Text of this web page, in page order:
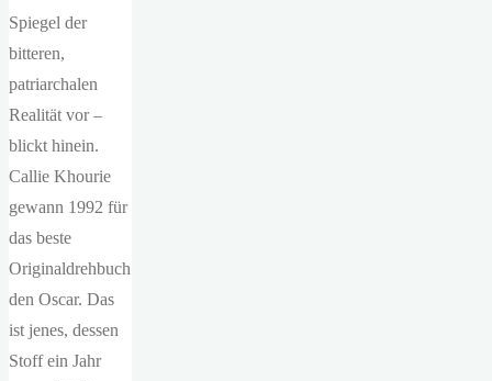
Spiegel der
bitteren,
patriarchalen
Realität vor –
blickt hinein.
Callie Khourie
gewann 1992 für
das beste
Originaldrehbuch
den Oscar. Das
ist jenes, dessen
Stoff ein Jahr